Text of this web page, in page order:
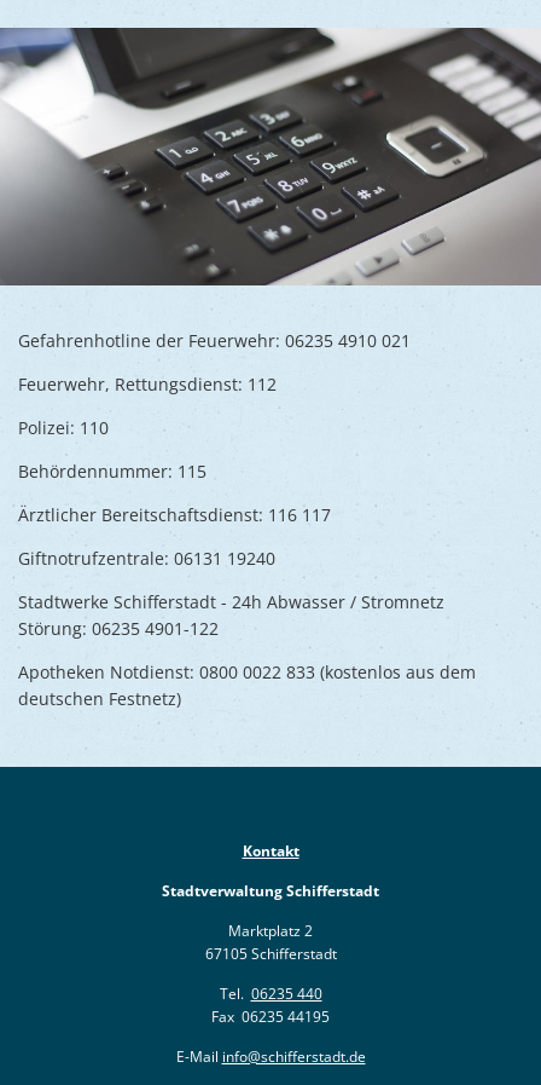
Ukraine
Wir als
Ernst-
Bauen,
Gefahrenhotline der Feuerwehr: 06235 4910 021
Feuerwehr, Rettungsdienst: 112
Polizei: 110
Behördennummer: 115
Ärztlicher Bereitschaftsdienst: 116 117
Giftnotrufzentrale: 06131 19240
Stadtwerke Schifferstadt - 24h Abwasser / Stromnetz
Störung: 06235 4901-122
Apotheken Notdienst: 0800 0022 833 (kostenlos aus dem
deutschen Festnetz)
Kontakt
Stadtverwaltung Schifferstadt
Marktplatz 2
67105 Schifferstadt
Tel. 06235 440
Fax 06235 44195
E-Mail info@schifferstadt.de